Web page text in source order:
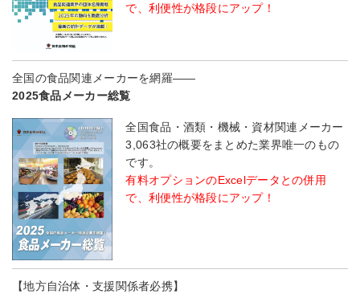
で、利便性が格段にアップ！
全国の食品関連メーカーを網羅――
2025食品メーカー総覧
全国食品・酒類・機械・資材関連メーカー
3,063社の概要をまとめた業界唯一のもの
です。
有料オプションのExcelデータとの併用
で、利便性が格段にアップ！
【地方自治体・支援関係者必携】